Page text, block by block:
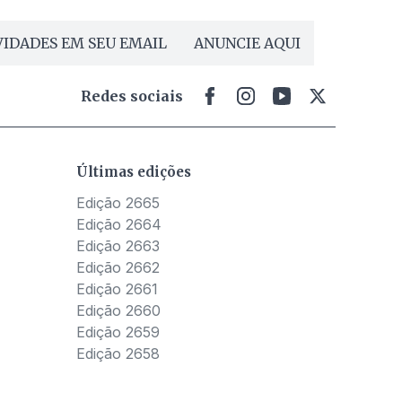
EM SEU EMAIL ANUNCIE AQUI
Redes sociais
Últimas edições
Edição 2665
Edição 2664
Edição 2663
Edição 2662
Edição 2661
Edição 2660
Edição 2659
Edição 2658